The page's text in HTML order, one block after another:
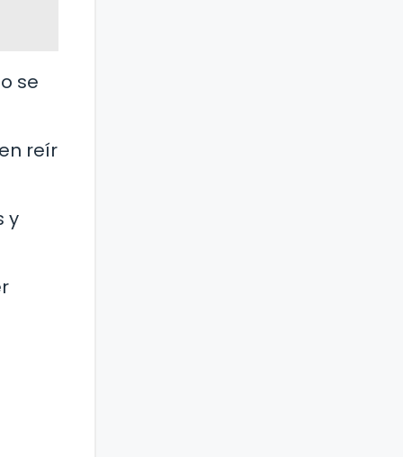
se
reír
y